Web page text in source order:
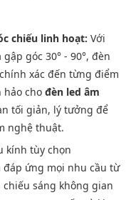
chiếu linh hoạt: Với
góc 30° - 90°, đèn
xác đến từng điểm
hảo cho đèn led âm
tối giản, lý tưởng để
nghệ thuật.
kính tùy chọn
đáp ứng mọi nhu cầu từ
sáng không gian